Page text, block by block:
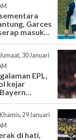
Garces
masuk...
Jumaat, 30 Januari
EPL,
kejar
Khamis, 29 Januari
di hati,